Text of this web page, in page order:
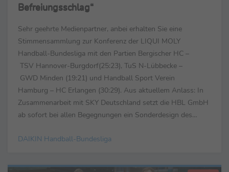
Befreiungsschlag“
Sehr geehrte Medienpartner, anbei erhalten Sie eine
Stimmensammlung zur Konferenz der LIQUI MOLY
Handball-Bundesliga mit den Partien Bergischer HC –
TSV Hannover-Burgdorf(25:23), TuS N-Lübbecke –
GWD Minden (19:21) und Handball Sport Verein
Hamburg – HC Erlangen (30:29). Aus aktuellem Anlass: In
Zusammenarbeit mit SKY Deutschland setzt die HBL GmbH
ab sofort bei allen Begegnungen ein Sonderdesign des
alle On-Air ...
DAIKIN Handball-Bundesliga